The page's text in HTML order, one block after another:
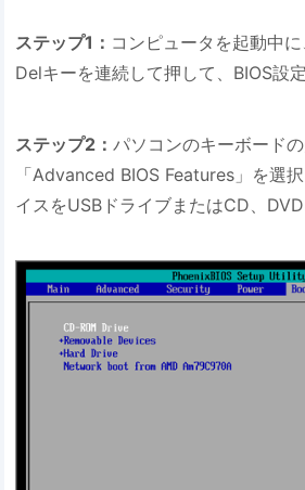
ステップ1： コンピュータを起動中
Delキーを連続して押して、BIOS設
ステップ2：パソコンのキーボード
「Advanced BIOS Features」を選
イスをUSBドライブまたはCD、DVD